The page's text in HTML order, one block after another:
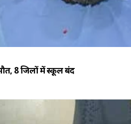
8 जिलों में स्कूल बंद